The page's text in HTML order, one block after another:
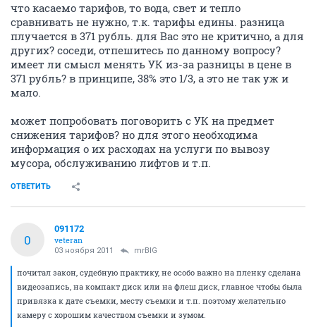
что касаемо тарифов, то вода, свет и тепло
сравнивать не нужно, т.к. тарифы едины. разница
плучается в 371 рубль. для Вас это не критично, а для
других? соседи, отпешитесь по данному вопросу?
имеет ли смысл менять УК из-за разницы в цене в
371 рубль? в принципе, 38% это 1/3, а это не так уж и
мало.
может попробовать поговорить с УК на предмет
снижения тарифов? но для этого необходима
информация о их расходах на услуги по вывозу
мусора, обслуживанию лифтов и т.п.
ОТВЕТИТЬ
0
091172
veteran
03 ноября 2011 mrBIG
почитал закон, судебную практику, не особо важно на пленку сделана
видеозапись, на компакт диск или на флеш диск, главное чтобы была
привязка к дате съемки, месту съемки и т.п. поэтому желательно
камеру с хорошим качеством съемки и зумом.